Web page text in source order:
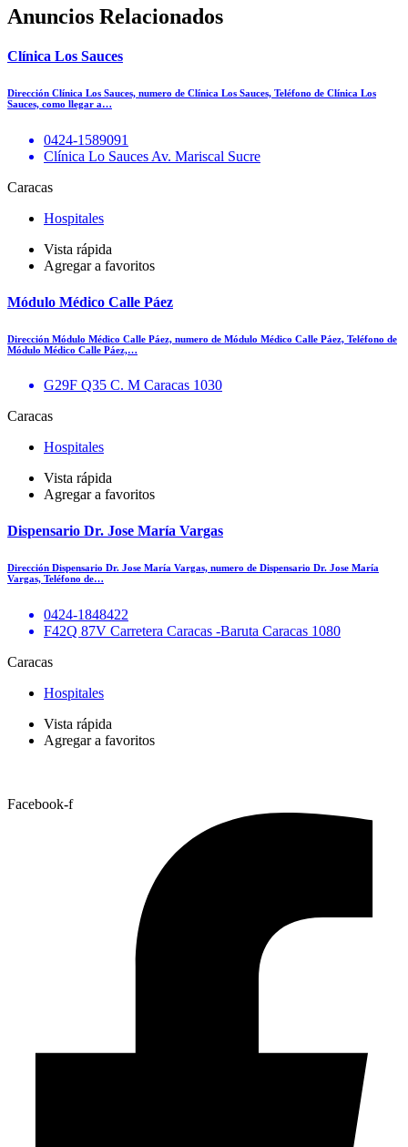
Anuncios Relacionados
Clínica Los Sauces
Dirección Clínica Los Sauces, numero de Clínica Los Sauces, Teléfono de Clínica Los
Sauces, como llegar a…
0424-1589091
Clínica Lo Sauces Av. Mariscal Sucre
Caracas
Hospitales
Vista rápida
Agregar a favoritos
Módulo Médico Calle Páez
Dirección Módulo Médico Calle Páez, numero de Módulo Médico Calle Páez, Teléfono de
Módulo Médico Calle Páez,…
G29F Q35 C. M Caracas 1030
Caracas
Hospitales
Vista rápida
Agregar a favoritos
Dispensario Dr. Jose María Vargas
Dirección Dispensario Dr. Jose María Vargas, numero de Dispensario Dr. Jose María
Vargas, Teléfono de…
0424-1848422
F42Q 87V Carretera Caracas -Baruta Caracas 1080
Caracas
Hospitales
Vista rápida
Agregar a favoritos
Facebook-f